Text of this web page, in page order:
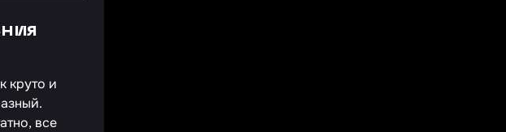
круто и
все